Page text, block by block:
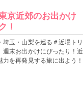
京近郊のお出かけ
！
埼玉・山梨を巡る＃近場トリ
週末お出かけにぴったり！近
力を再発見する旅に出よう！